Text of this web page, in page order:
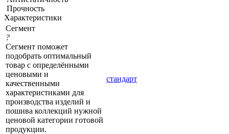
Прочность
Характеристики
Сегмент
?
Сегмент поможет
подобрать оптимальный
товар с определёнными
ценовыми и
качественными
характеристиками для
производства изделий и
пошива коллекций нужной
ценовой категории готовой
продукции.
стандарт